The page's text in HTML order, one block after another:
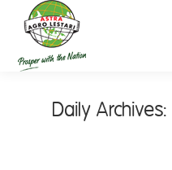
Daily Archives: